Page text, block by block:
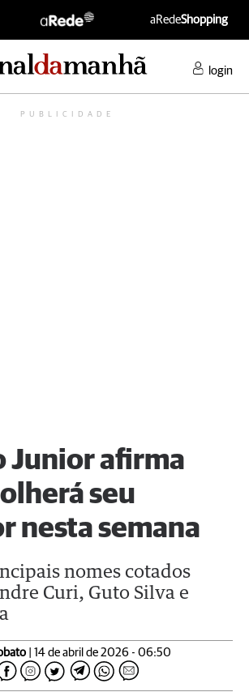
aRedeShopping
login
PUBLICIDADE
Junior afirma
seu
nesta semana
nomes cotados
Curi, Guto Silva e
| 14 de abril de 2026 - 06:50